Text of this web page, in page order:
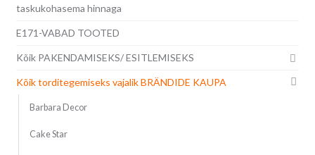
taskukohasema hinnaga
E171-VABAD TOOTED
Kõik PAKENDAMISEKS/ ESITLEMISEKS
Kõik torditegemiseks vajalik BRÄNDIDE KAUPA
Barbara Decor
Cake Star